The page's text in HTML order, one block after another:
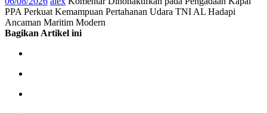
PPA Perkuat Kemampuan Pertahanan Udara TNI AL Hadapi
Ancaman Maritim Modern
Bagikan Artikel ini